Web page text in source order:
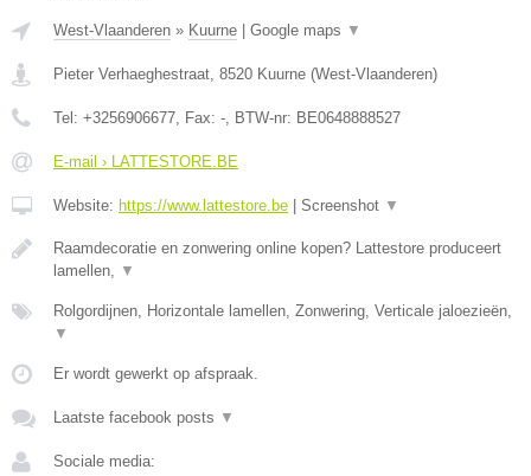
West-Vlaanderen » Kuurne Google maps ▼
Pieter Verhaeghestraat 8520 Kuurne (West-Vlaanderen)
Tel: +3256906677 , Fax: - , BTW-nr: BE0648888527
E-mail › LATTESTORE.BE
Website: https://www.lattestore.be Screenshot ▼
Raamdecoratie en zonwering online kopen? Lattestore produceert
lamellen,
▼
Rolgordijnen, Horizontale lamellen, Zonwering, Verticale jaloezieën,
▼
Er wordt gewerkt op afspraak.
Laatste facebook posts ▼
Sociale media: